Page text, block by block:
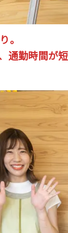
。
通勤時間が